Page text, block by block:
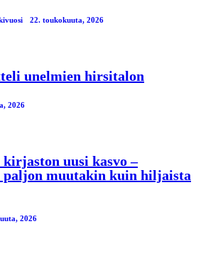
22. toukokuuta, 2026
unelmien hirsitalon
2026
uusi kasvo –
muutakin kuin hiljaista
2026